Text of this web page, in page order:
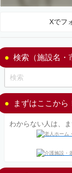
Xでフ
検索（施設名・
まずはここから
わからない人は、